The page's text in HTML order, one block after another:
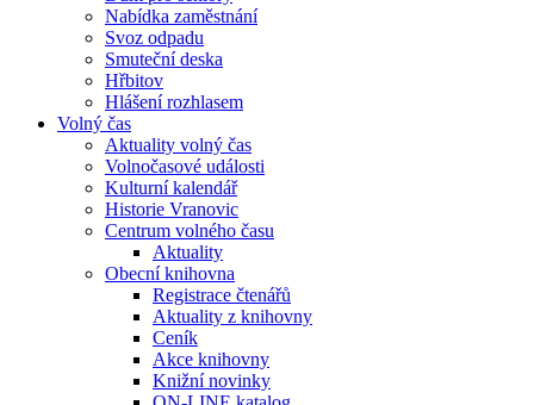
Nabídka zaměstnání
Svoz odpadu
Smuteční deska
Hřbitov
Hlášení rozhlasem
Volný čas
Aktuality volný čas
Volnočasové události
Kulturní kalendář
Historie Vranovic
Centrum volného času
Aktuality
Obecní knihovna
Registrace čtenářů
Aktuality z knihovny
Ceník
Akce knihovny
Knižní novinky